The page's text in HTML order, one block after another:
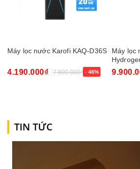
Máy lọc nước Karofi KAQ-D36S
4.190.000₫ 7.800.000₫ - 46%
Máy lọc
TIN TỨC